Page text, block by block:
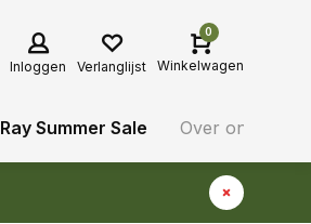
Inloggen Verlanglijst
0
Winkelwagen
Ray Summer Sale Over ons